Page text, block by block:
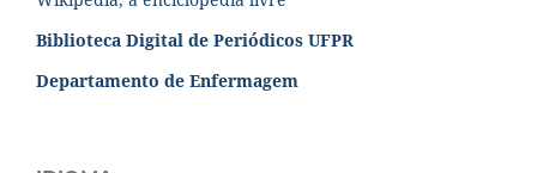
Biblioteca Digital de Periódicos UFPR
Departamento de Enfermagem